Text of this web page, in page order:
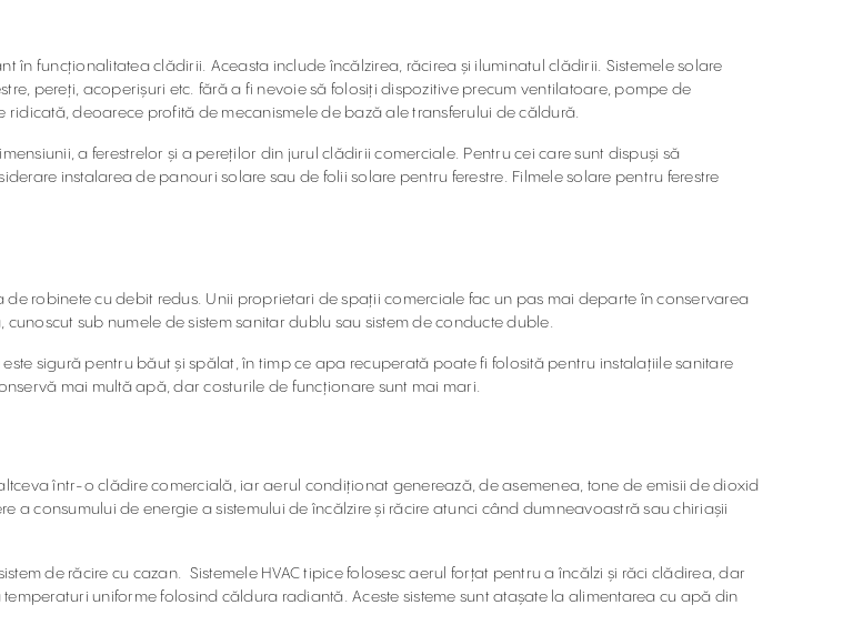
în funcționalitatea clădirii. Aceasta include încălzirea, răcirea și iluminatul clădirii. Sistemele solare
pereți, acoperișuri etc. fără a fi nevoie să folosiți dispozitive precum ventilatoare, pompe de
ridicată, deoarece profită de mecanismele de bază ale transferului de căldură.
a ferestrelor și a pereților din jurul clădirii comerciale. Pentru cei care sunt dispuși să
instalarea de panouri solare sau de folii solare pentru ferestre. Filmele solare pentru ferestre
robinete cu debit redus. Unii proprietari de spații comerciale fac un pas mai departe în conservarea
sub numele de sistem sanitar dublu sau sistem de conducte duble.
sigură pentru băut și spălat, în timp ce apa recuperată poate fi folosită pentru instalațiile sanitare
mai multă apă, dar costurile de funcționare sunt mai mari.
într-o clădire comercială, iar aerul condiționat generează, de asemenea, tone de emisii de dioxid
consumului de energie a sistemului de încălzire și răcire atunci când dumneavoastră sau chiriașii
de răcire cu cazan. Sistemele HVAC tipice folosesc aerul forțat pentru a încălzi și răci clădirea, dar
uniforme folosind căldura radiantă. Aceste sisteme sunt atașate la alimentarea cu apă din